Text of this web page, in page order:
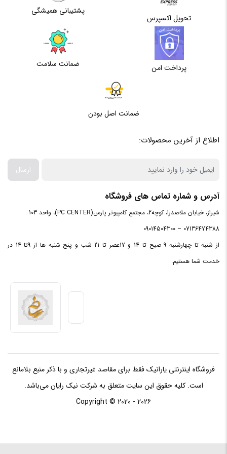
حافظه
اختصاصی
گرافیک
پردازنده
مرکزی
intel
پردازنده
مرکزی
Core i5 1135G7
فرکانس
پردازنده
حافظه RAM
تحویل اکسپرس
پشتیبانی همیشگی
پرداخت امن ضمانت سلامت
ضمانت اصل بودن
اطلاع از آخرین محصولات:
ارسال
آدرس و شماره تماس های فروشگاه
شیراز، خیابان ملاصدرا، کوچه2، مجتمع کامپیوتر پارس(PC CENTER)، واحد 103
07136474388 – 09014504300
از شنبه تا چهارشنبه 9 صبح تا 14 و 17عصر تا 21 شب و پنج شنبه ها از 9تا 14 در
خدمت شما هستیم.
فروشگاه اینترنتی یارانیک فقط برای مقاصد غیرتجاری و با ذکر منبع بلامانع
است. کلیه حقوق این سایت متعلق به شرکت نیک رایان می‌باشد.
Copyright © 2020 - 2026